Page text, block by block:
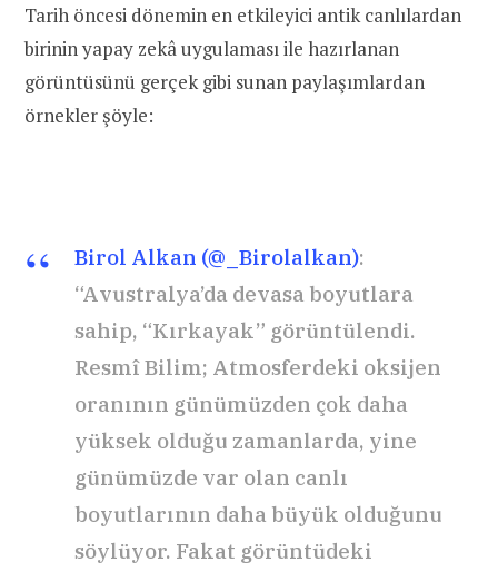
Tarih öncesi dönemin en etkileyici antik canlılardan
birinin yapay zekâ uygulaması ile hazırlanan
görüntüsünü gerçek gibi sunan paylaşımlardan
örnekler şöyle:
Birol Alkan (@_Birolalkan):
“Avustralya’da devasa boyutlara
sahip, “Kırkayak” görüntülendi.
Resmî Bilim; Atmosferdeki oksijen
oranının günümüzden çok daha
yüksek olduğu zamanlarda, yine
günümüzde var olan canlı
boyutlarının daha büyük olduğunu
söylüyor. Fakat görüntüdeki